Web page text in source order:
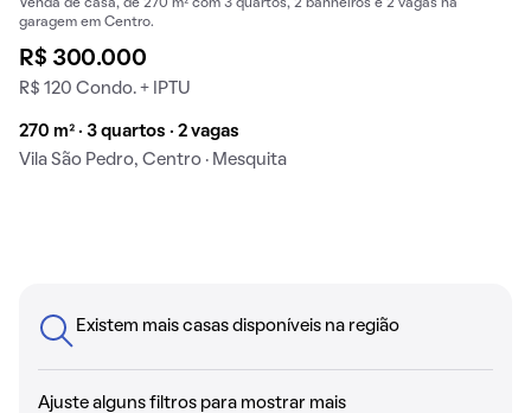
Venda de casa, de 270 m² com 3 quartos, 2 banheiros e 2 vagas na
garagem em Centro.
R$ 300.000
R$ 120 Condo. + IPTU
270 m² · 3 quartos · 2 vagas
Vila São Pedro, Centro · Mesquita
Existem mais casas disponíveis na região
Ajuste alguns filtros para mostrar mais